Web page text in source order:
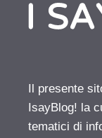
Il presente
IsayBlog! la
tematici di